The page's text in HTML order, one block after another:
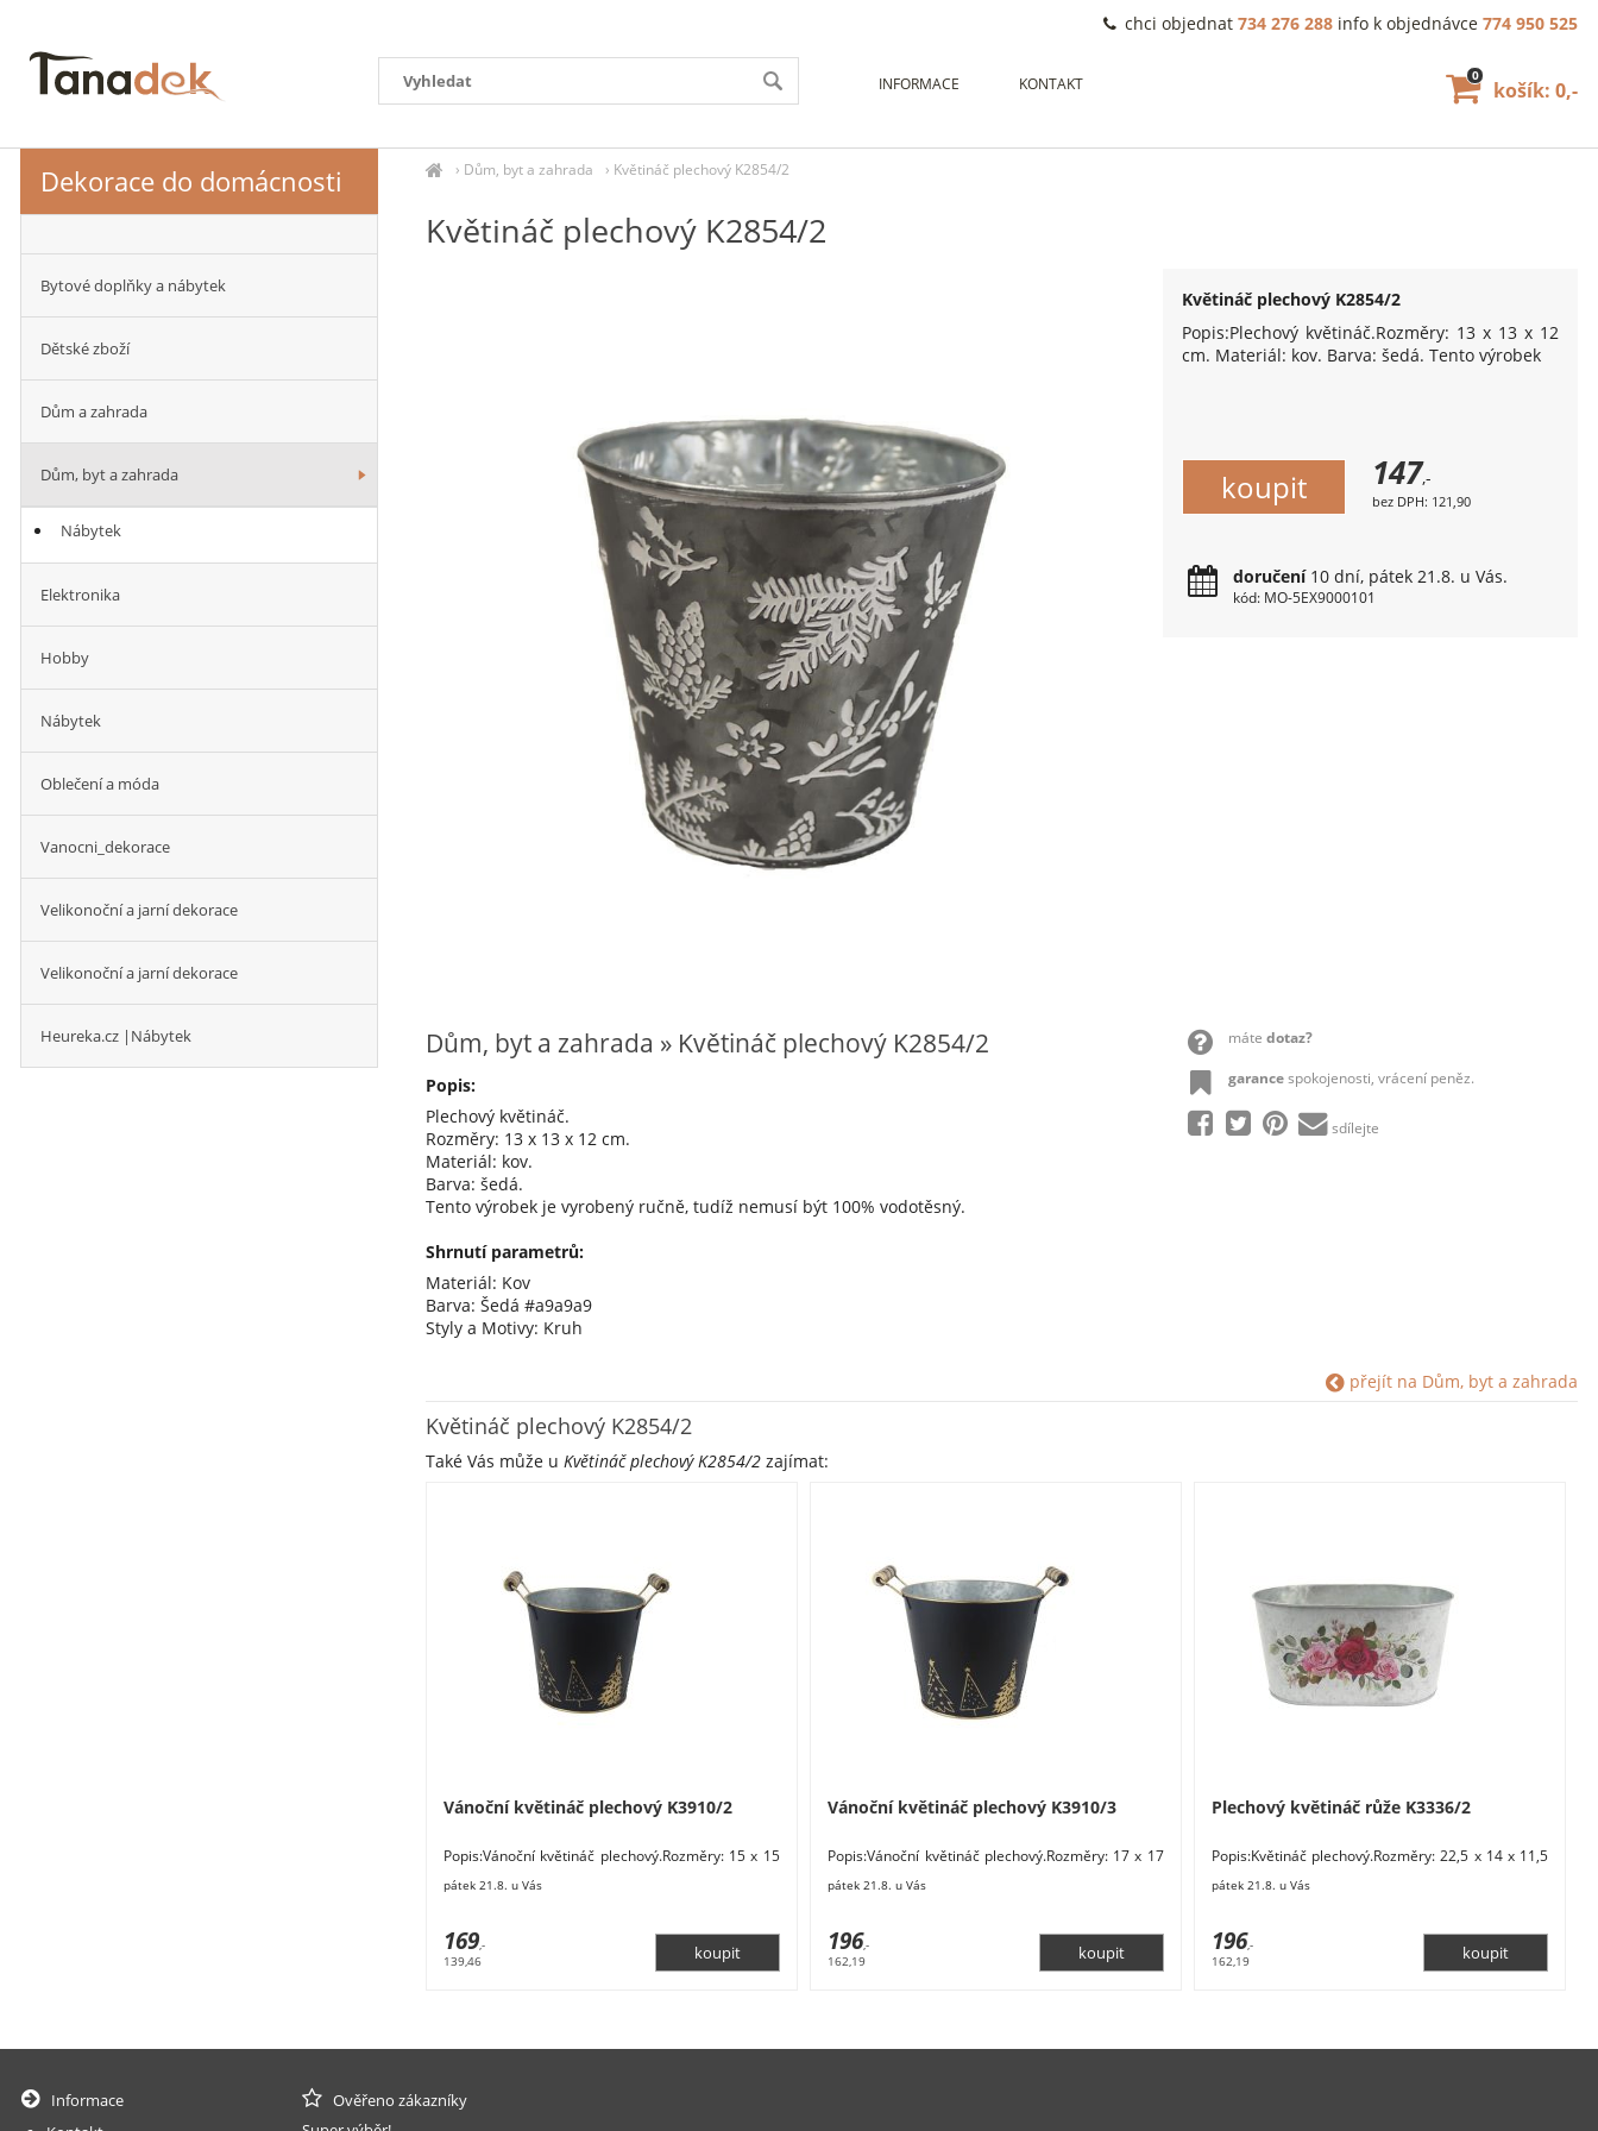
› Dům, byt a zahrada › Květináč plechový K2854/2
Květináč plechový K2854/2
Květináč plechový K2854/2
Popis:Plechový květináč.Rozměry: 13 x 13 x 12
cm. Materiál: kov. Barva: šedá. Tento výrobek
147,-
bez DPH: 121,90
doručení10 dní, pátek 21.8. u Vás.
kód: MO-5EX9000101
máte dotaz?
garancespokojenosti, vrácení peněz.
sdílejte
Dům, byt a zahrada » Květináč plechový K2854/2
Popis:
Plechový květináč.
Rozměry: 13 x 13 x 12 cm.
Materiál: kov.
Barva: šedá.
Tento výrobek je vyrobený ručně, tudíž nemusí být 100% vodotěsný.
Shrnutí parametrů:
Materiál: Kov
Barva: Šedá #a9a9a9
Styly a Motivy: Kruh
přejít na Dům, byt a zahrada
Květináč plechový K2854/2
Také Vás může u Květináč plechový K2854/2zajímat:
Vánoční květináč plechový K3910/2
Popis:Vánoční květináč plechový.Rozměry: 15 x 15
pátek 21.8. u Vás
169,-
139,46
Vánoční květináč plechový K3910/3
Popis:Vánoční květináč plechový.Rozměry: 17 x 17
pátek 21.8. u Vás
196,-
162,19
Plechový květináč růže K3336/2
Popis:Květináč plechový.Rozměry: 22,5 x 14 x 11,5
pátek 21.8. u Vás
196,-
162,19
Dekorace do domácnosti
Bytové doplňky a nábytek
Dětské zboží
Dům a zahrada
Dům, byt a zahrada
Nábytek
Elektronika
Hobby
Nábytek
Oblečení a móda
Vanocni_dekorace
Velikonoční a jarní dekorace
Velikonoční a jarní dekorace
Heureka.cz |Nábytek
INFORMACE KONTAKT
chci objednat 734 276 288 info k objednávce 774 950 525
košík: 0,-
0
Informace
Ověřeno zákazníky